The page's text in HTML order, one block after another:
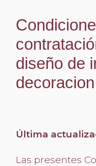
diseño de
Última
Las presentes